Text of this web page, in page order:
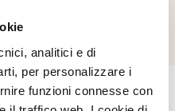
analitici e di
per personalizzare i
funzioni connesse con
MY PROFILE
Account Information